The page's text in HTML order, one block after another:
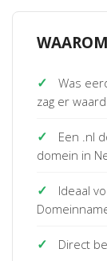
✓
Was
zag er
✓
Een .nl
domein in
✓
Ideaal
✓ Direct